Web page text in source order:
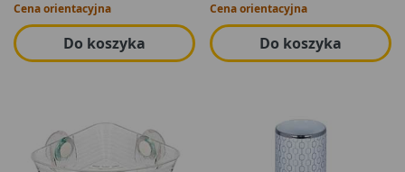
Cena orientacyjna
Do koszyka
Cena orientacyjna
Do koszyka